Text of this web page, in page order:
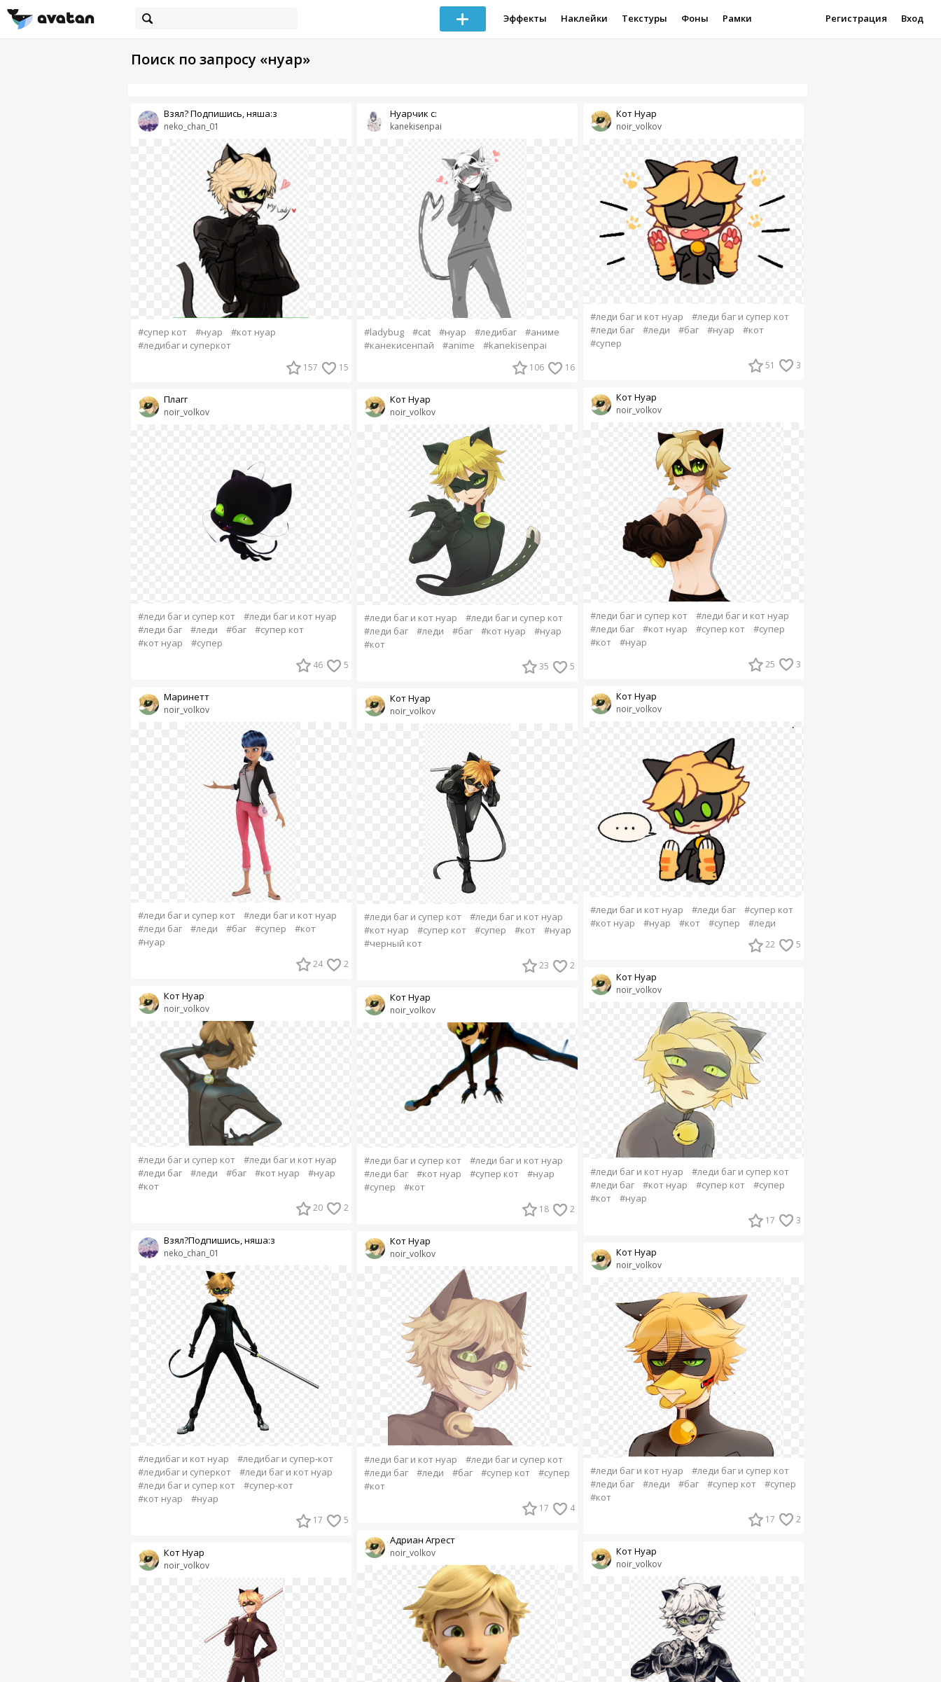
Эффекты Наклейки Текстуры Фоны Рамки Регистрация Вход
Поиск по запросу «нуар»
neko_chan_01
Взял? Подпишись, няша:з
#супер кот #нуар
#кот нуар
#ледибаг и суперкот
157 15
noir_volkov
Плагг
#леди баг и супер кот
#леди баг и кот нуар
#леди баг
#леди #баг
#супер кот
#кот нуар
#супер
46 5
noir_volkov
Маринетт
#леди баг и супер кот
#леди баг и кот нуар
#леди баг
#леди #баг #супер
#кот
#нуар
24 2
noir_volkov
Кот Нуар
#леди баг и супер кот
#леди баг и кот нуар
#леди баг
#леди #баг #кот нуар
#нуар
#кот
20 2
neko_chan_01
Взял?Подпишись, няша:з
#ледибаг и кот нуар
#ледибаг и супер-кот
#ледибаг и суперкот
#леди баг и кот нуар
#леди баг и супер кот
#супер-кот
#кот нуар
#нуар
17 5
noir_volkov
Кот Нуар
kanekisenpai
Нуарчик с:
#ladybug #cat #нуар #ледибаг
#аниме
#канекисенпай
#anime #kanekisenpai
106 16
noir_volkov
Кот Нуар
#леди баг и кот нуар
#леди баг и супер кот
#леди баг
#леди #баг #кот нуар
#нуар
#кот
35 5
noir_volkov
Кот Нуар
#леди баг и супер кот
#леди баг и кот нуар
#кот нуар
#супер кот #супер #кот
#нуар
#черный кот
23 2
noir_volkov
Кот Нуар
#леди баг и супер кот
#леди баг и кот нуар
#леди баг
#кот нуар #супер кот
#нуар
#супер
#кот
18 2
noir_volkov
Кот Нуар
#леди баг и кот нуар
#леди баг и супер кот
#леди баг
#леди #баг #супер кот
#супер
#кот
17 4
noir_volkov
Адриан Агрест
noir_volkov
Кот Нуар
#леди баг и кот нуар
#леди баг и супер кот
#леди баг
#леди #баг #нуар
#кот
#супер
51 3
noir_volkov
Кот Нуар
#леди баг и супер кот
#леди баг и кот нуар
#леди баг
#кот нуар #супер кот
#супер
#кот
#нуар
25 3
noir_volkov
Кот Нуар
#леди баг и кот нуар #леди баг
#супер кот
#кот нуар
#нуар #кот #супер #леди
22 5
noir_volkov
Кот Нуар
#леди баг и кот нуар
#леди баг и супер кот
#леди баг
#кот нуар #супер кот
#супер
#кот
#нуар
17 3
noir_volkov
Кот Нуар
#леди баг и кот нуар
#леди баг и супер кот
#леди баг
#леди #баг #супер кот
#супер
#кот
17 2
noir_volkov
Кот Нуар